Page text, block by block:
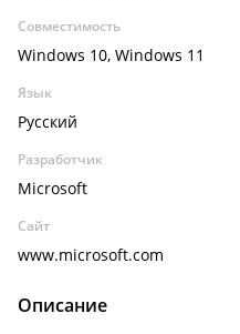
Совместимость
Windows 10, Windows 11
Язык
Русский
Разработчик
Microsoft
Сайт
www.microsoft.com
Описание